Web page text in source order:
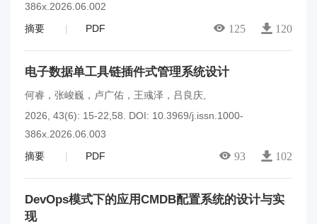
386x.2026.06.002
摘要
PDF 125 120
电子数据单工具链插件式管理系统设计
何睿，张峻巍，卢广佑，王彧泽，吕良庆
2026, 43(6): 15-22,58.
DOI: 10.3969/j.issn.1000-
386x.2026.06.003
摘要
PDF 93 102
DevOps模式下的应用CMDB配置系统的设计与实
现